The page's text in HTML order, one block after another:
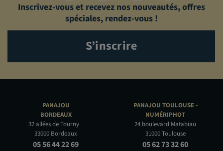
Inscrivez-vous et recevez nos nouveautés, offres
spéciales, rendez-vous !
S’inscrire
PANAJOU
BORDEAUX
32 allées de Tourny
33000 Bordeaux
05 56 44 22 69
PANAJOU TOULOUSE -
NUMÉRIPHOT
24 boulevard Matabiau
31000 Toulouse
05 62 73 32 60